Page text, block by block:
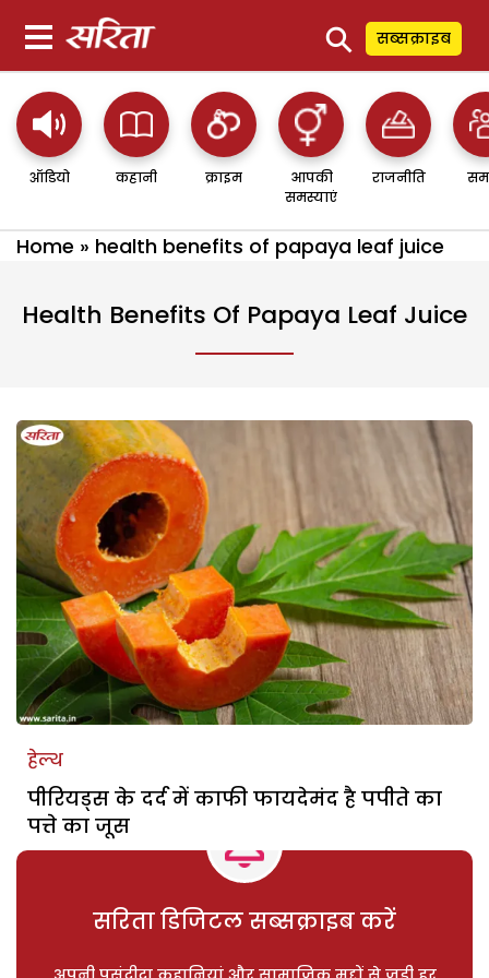
⚲ सब्सक्राइब
ऑडियो कहानी क्राइम
आपकी
समस्याएं
राजनीति
Home » health benefits of papaya leaf juice
Health Benefits Of Papaya Leaf Juice
हेल्थ
पीरियड्स के दर्द में काफी फायदेमंद है पपीते का
पत्ते का जूस
सरिता डिजिटल सब्सक्राइब करें